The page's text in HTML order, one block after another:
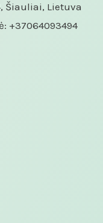
Šiauliai, Lietuva
+37064093494